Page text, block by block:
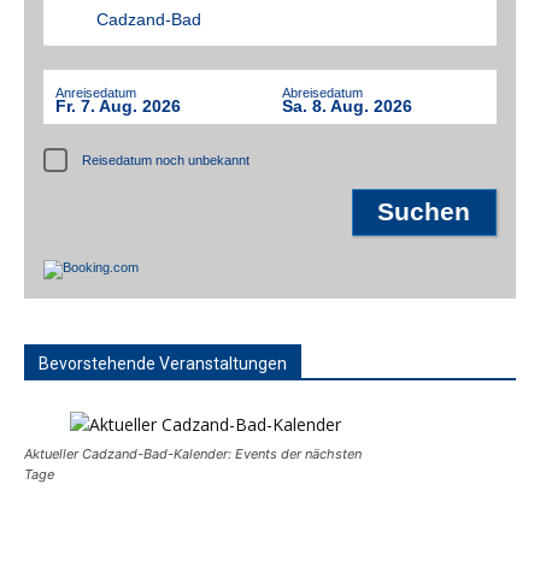
Anreisedatum
Fr. 7. Aug. 2026
Abreisedatum
Sa. 8. Aug. 2026
Reisedatum noch unbekannt
Bevorstehende Veranstaltungen
Aktueller Cadzand-Bad-Kalender: Events der nächsten
Tage